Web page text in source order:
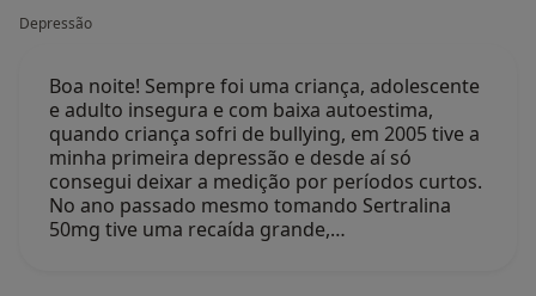
Depressão
Boa noite! Sempre foi uma criança, adolescente
e adulto insegura e com baixa autoestima,
quando criança sofri de bullying, em 2005 tive a
minha primeira depressão e desde aí só
consegui deixar a medição por períodos curtos.
No ano passado mesmo tomando Sertralina
50mg tive uma recaída grande,…